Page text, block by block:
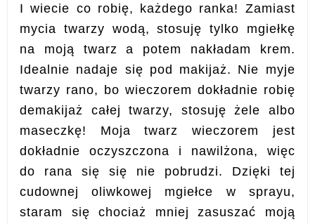
I wiecie co robię, każdego ranka! Zamiast
mycia twarzy wodą, stosuję tylko mgiełkę
na moją twarz a potem nakładam krem.
Idealnie nadaje się pod makijaż. Nie myje
twarzy rano, bo wieczorem dokładnie robię
demakijaż całej twarzy, stosuję żele albo
maseczkę! Moja twarz wieczorem jest
dokładnie oczyszczona i nawilżona, więc
do rana się się nie pobrudzi. Dzięki tej
cudownej oliwkowej mgiełce w sprayu,
staram się chociaż mniej zasuszać moją